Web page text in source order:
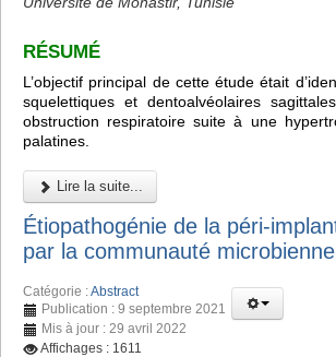
RÉSUMÉ
L’objectif principal de cette étude était
squelettiques et dentoalvéolaires
obstruction respiratoire suite à une
palatines.
Lire la suite...
Étiopathogénie de la péri-
par la communauté microbienne
Catégorie :Abstract
Publication : 9 septembre 2021
Mis à jour : 29 avril 2022
Affichages : 1611